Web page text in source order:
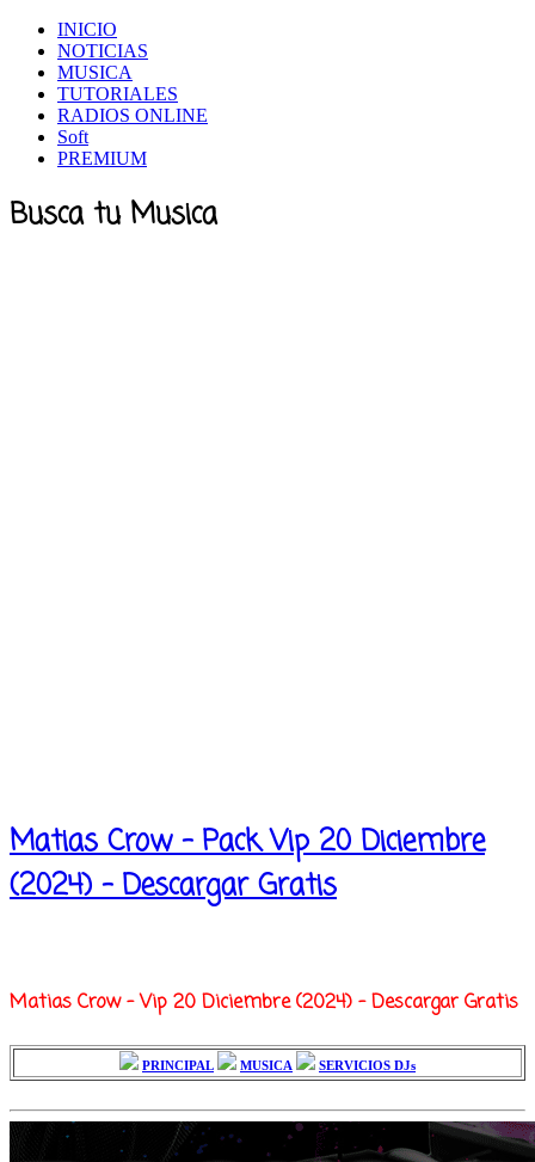
INICIO
NOTICIAS
MUSICA
TUTORIALES
RADIOS ONLINE
Soft
PREMIUM
Busca tu Musica
Matias Crow - Pack Vip 20 Diciembre
(2024) - Descargar Gratis
Matias Crow - Vip 20 Diciembre (2024) - Descargar Gratis
PRINCIPAL MUSICA SERVICIOS DJs